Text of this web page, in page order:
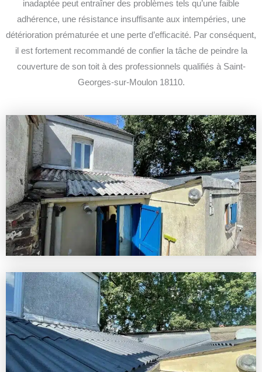
inadaptée peut entraîner des problèmes tels qu’une faible
adhérence, une résistance insuffisante aux intempéries, une
détérioration prématurée et une perte d’efficacité. Par conséquent,
il est fortement recommandé de confier la tâche de peindre la
couverture de son toit à des professionnels qualifiés à Saint-
Georges-sur-Moulon 18110.